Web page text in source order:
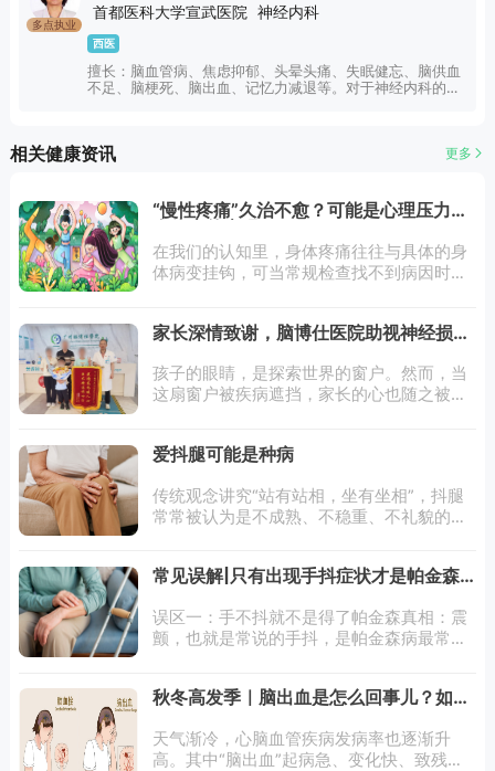
多点执业
首都医科大学宣武医院 神经内科
西医
擅长：脑血管病、焦虑抑郁、头晕头痛、失眠健忘、脑供血
不足、脑梗死、脑出血、记忆力减退等。对于神经内科的疾
相关健康资讯 更多
“慢性疼痛”久治不愈？可能是心理压力在
在我们的认知里，身体疼痛往往与具体的身
体病变挂钩，可当常规检查找不到病因时，
着千丝万缕的双向互动关系。大脑通过神
家长深情致谢，脑博仕医院助视神经损伤
孩子的眼睛，是探索世界的窗户。然而，当
这扇窗户被疾病遮挡，家长的心也随之被阴
剧下降。小明的父母在焦虑与绝望中，带着
爱抖腿可能是种病
传统观念讲究“站有站相，坐有坐相”，抖腿
常常被认为是不成熟、不稳重、不礼貌的表
的抖腿没有多大问题，但如果抖腿发生在睡
常见误解|只有出现手抖症状才是帕金森
误区一：手不抖就不是得了帕金森真相：震
颤，也就是常说的手抖，是帕金森病最常见
帕金森经典的表现。此外，帕金森病还会存
秋冬高发季｜脑出血是怎么回事儿？如何
天气渐冷，心脑血管疾病发病率也逐渐升
高。其中“脑出血”起病急、变化快、致残率